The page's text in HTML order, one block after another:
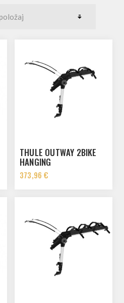
THULE OUTWAY 2BIKE
HANGING
373,96 €